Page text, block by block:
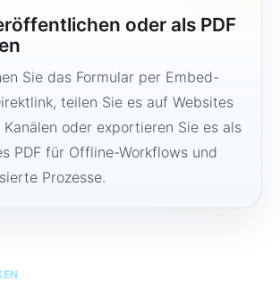
oder als PDF
Sie das Formular per Embed-
teilen Sie es auf Websites
oder exportieren Sie es als
PDF für Offline-Workflows und
Prozesse.